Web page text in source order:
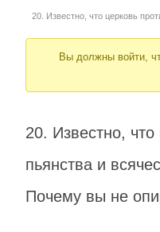
breadcrumbs
20. Известно, что церковь
Вы должны войти,
20. Известно, что
пьянства и
Почему вы не